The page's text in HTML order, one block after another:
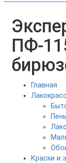
ПФ-
Главная
Краски и